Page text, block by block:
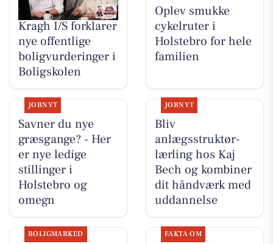
BoligOne Mogens
Kragh I/S forklarer
nye offentlige
boligvurderinger i
Boligskolen
Oplev smukke
cykelruter i
Holstebro for hele
familien
JOBNYT
Savner du nye
græsgange? - Her
er nye ledige
stillinger i
Holstebro og
omegn
JOBNYT
Bliv
anlægsstruktør-
lærling hos Kaj
Bech og kombiner
dit håndværk med
uddannelse
BOLIGMARKED FAKTA OM